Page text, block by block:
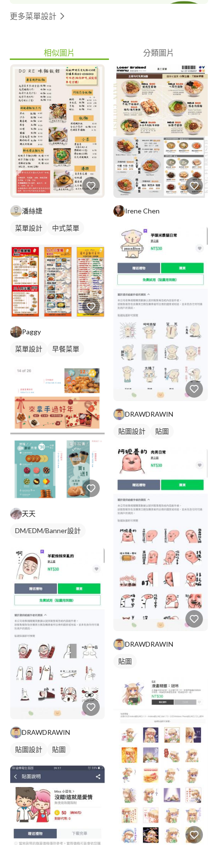
更多菜單設計
相似圖片 分類圖片
潘絲婕
菜單設計
中式菜單
Paggy
菜單設計
早餐菜單
天天
DM/EDM/Banner設計
DRAWDRAWIN
貼圖設計 貼圖
Irene Chen
DRAWDRAWIN
貼圖設計 貼圖
DRAWDRAWIN
貼圖